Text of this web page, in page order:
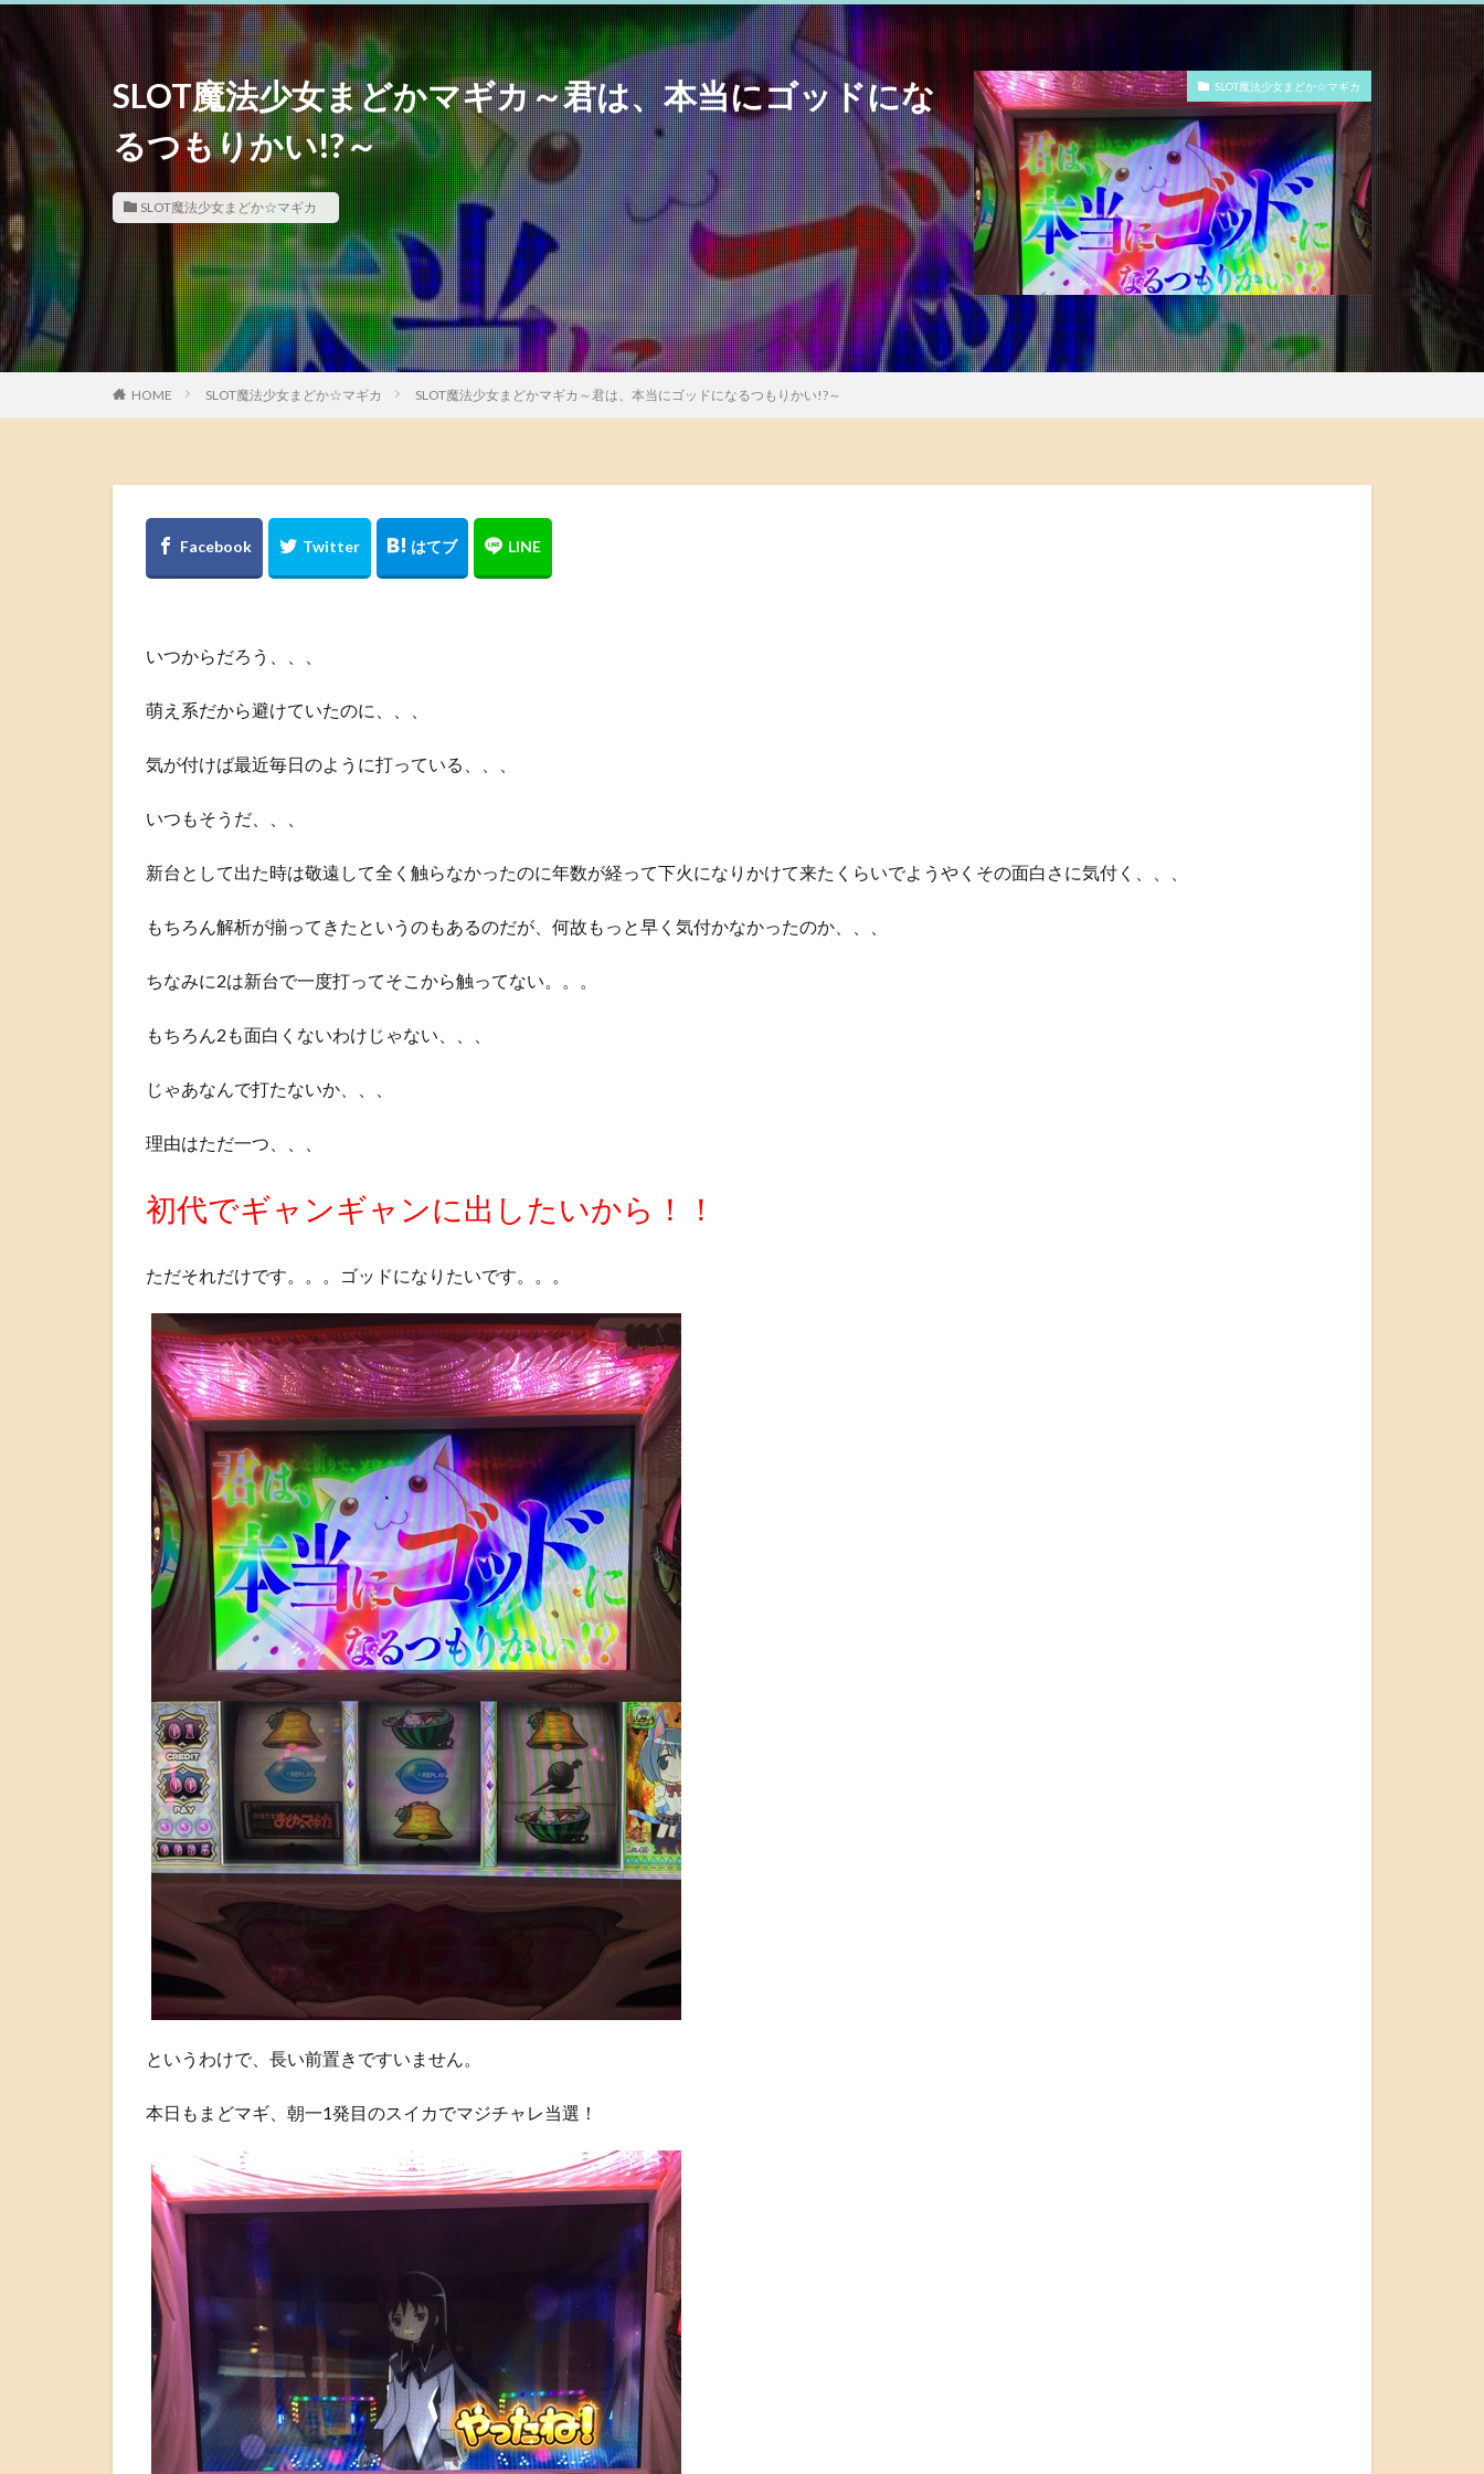
SLOT魔法少女まどかマギカ～君は、本当にゴッドにな
るつもりかい!?～
SLOT魔法少女まどか☆マギカ
SLOT魔法少女まどか☆マギカ
HOME SLOT魔法少女まどか☆マギカ SLOT魔法少女まどかマギカ～君は、本当にゴッドになるつもりかい!?～
いつからだろう、、、
萌え系だから避けていたのに、、、
気が付けば最近毎日のように打っている、、、
いつもそうだ、、、
新台として出た時は敬遠して全く触らなかったのに年数が経って下火になりかけて来たくらいでようやくその面白さに気付く、、、
もちろん解析が揃ってきたというのもあるのだが、何故もっと早く気付かなかったのか、、、
ちなみに2は新台で一度打ってそこから触ってない。。。
もちろん2も面白くないわけじゃない、、、
じゃあなんで打たないか、、、
理由はただ一つ、、、
初代でギャンギャンに出したいから！！
ただそれだけです。。。ゴッドになりたいです。。。
というわけで、長い前置きですいません。
本日もまどマギ、朝一1発目のスイカでマジチャレ当選！